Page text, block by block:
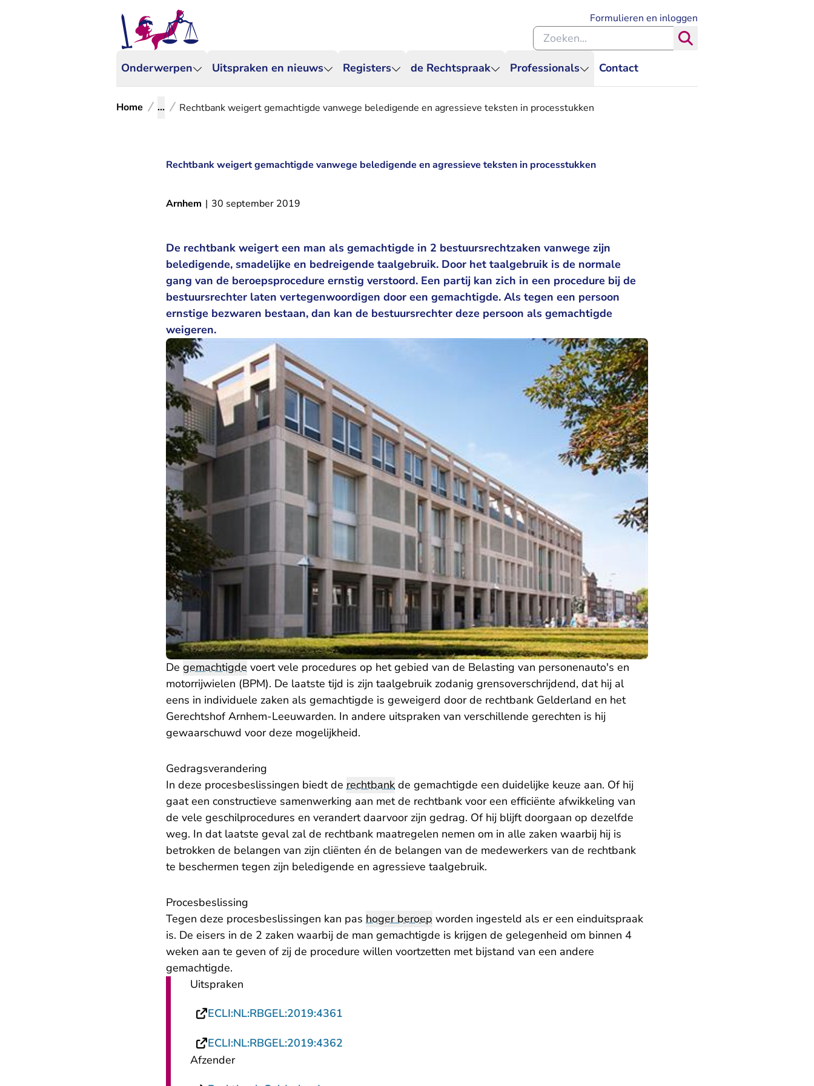
Onderwerpen Uitspraken en nieuws Registers de Rechtspraak Professionals Contact
Formulieren en inloggen
Zoeken binnen de Rechtspraak
Home ... Rechtbank weigert gemachtigde vanwege beledigende en agressieve teksten in processtukken
Rechtbank weigert gemachtigde vanwege beledigende en agressieve teksten in processtukken
Arnhem | 30 september 2019
De rechtbank weigert een man als gemachtigde in 2 bestuursrechtzaken vanwege zijn
beledigende, smadelijke en bedreigende taalgebruik. Door het taalgebruik is de normale
gang van de beroepsprocedure ernstig verstoord. Een partij kan zich in een procedure bij de
bestuursrechter laten vertegenwoordigen door een gemachtigde. Als tegen een persoon
ernstige bezwaren bestaan, dan kan de bestuursrechter deze persoon als gemachtigde
weigeren.
De gemachtigde voert vele procedures op het gebied van de Belasting van personenauto's en
motorrijwielen (BPM). De laatste tijd is zijn taalgebruik zodanig grensoverschrijdend, dat hij al
eens in individuele zaken als gemachtigde is geweigerd door de rechtbank Gelderland en het
Gerechtshof Arnhem-Leeuwarden. In andere uitspraken van verschillende gerechten is hij
gewaarschuwd voor deze mogelijkheid.
Gedragsverandering
In deze procesbeslissingen biedt de rechtbank de gemachtigde een duidelijke keuze aan. Of hij
gaat een constructieve samenwerking aan met de rechtbank voor een efficiënte afwikkeling van
de vele geschilprocedures en verandert daarvoor zijn gedrag. Of hij blijft doorgaan op dezelfde
weg. In dat laatste geval zal de rechtbank maatregelen nemen om in alle zaken waarbij hij is
betrokken de belangen van zijn cliënten én de belangen van de medewerkers van de rechtbank
te beschermen tegen zijn beledigende en agressieve taalgebruik.
Procesbeslissing
Tegen deze procesbeslissingen kan pas hoger beroep worden ingesteld als er een einduitspraak
is. De eisers in de 2 zaken waarbij de man gemachtigde is krijgen de gelegenheid om binnen 4
weken aan te geven of zij de procedure willen voortzetten met bijstand van een andere
gemachtigde.
Uitspraken
ECLI:NL:RBGEL:2019:4361
ECLI:NL:RBGEL:2019:4362
Afzender